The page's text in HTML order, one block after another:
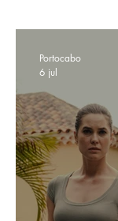
Portocabo
6 jul